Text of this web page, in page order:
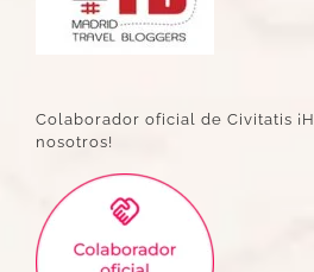
Colaborador oficial de Civitatis
nosotros!